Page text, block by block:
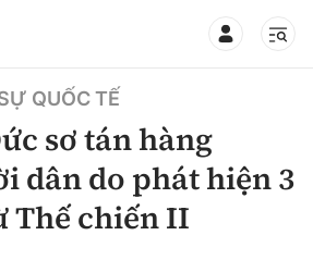
QUỐC TẾ
sơ tán hàng
dân do phát hiện 3
Thế chiến II